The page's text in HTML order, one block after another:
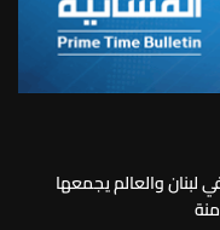
لبنان والعالم يجمعها